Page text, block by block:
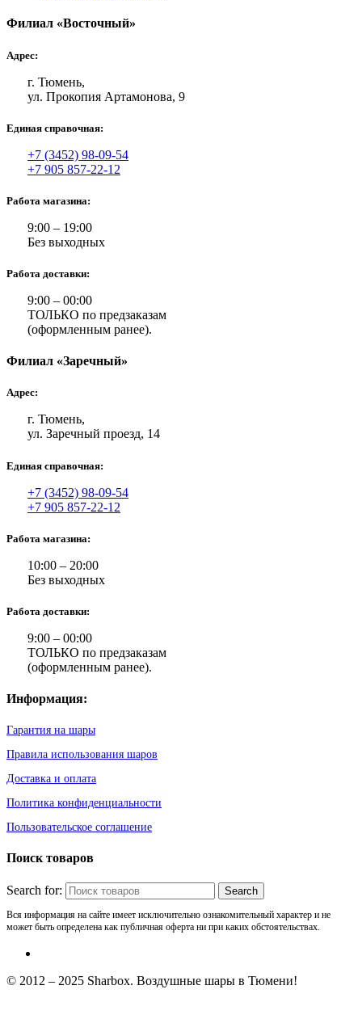
Филиал «Восточный»
Адрес:
г. Тюмень,
ул. Прокопия Артамонова, 9
Единая справочная:
+7 (3452) 98-09-54
+7 905 857-22-12
Работа магазина:
9:00 – 19:00
Без выходных
Работа доставки:
9:00 – 00:00
ТОЛЬКО по предзаказам
(оформленным ранее).
Филиал «Заречный»
Адрес:
г. Тюмень,
ул. Заречный проезд, 14
Единая справочная:
+7 (3452) 98-09-54
+7 905 857-22-12
Работа магазина:
10:00 – 20:00
Без выходных
Работа доставки:
9:00 – 00:00
ТОЛЬКО по предзаказам
(оформленным ранее).
Информация:
Гарантия на шары
Правила использования шаров
Доставка и оплата
Политика конфиденциальности
Пользовательское соглашение
Поиск товаров
Search for:
Вся информация на сайте имеет исключительно ознакомительный характер и не
может быть определена как публичная оферта ни при каких обстоятельствах.
© 2012 – 2025 Sharbox. Воздушные шары в Тюмени!